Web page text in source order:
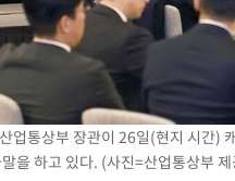
업통상부 장관이 26일(현지 시간)
을 하고 있다. (사진=산업통상부